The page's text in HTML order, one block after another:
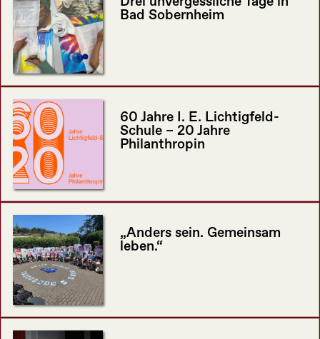
Bad Sobernheim
60 Jahre I. E. Lichtigfeld-
Schule – 20 Jahre
Philanthropin
„Anders sein. Gemeinsam
leben.“